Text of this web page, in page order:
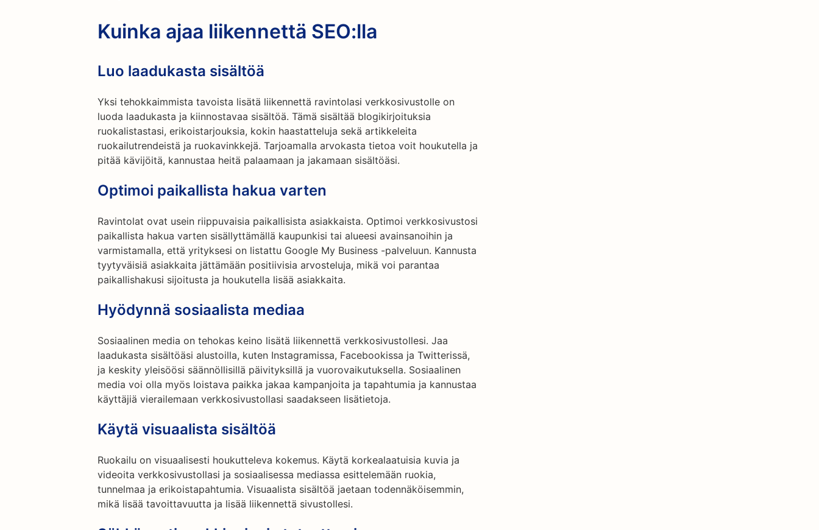
Kuinka ajaa liikennettä SEO:lla
Luo laadukasta sisältöä
Yksi tehokkaimmista tavoista lisätä liikennettä ravintolasi verkkosivustolle on
luoda laadukasta ja kiinnostavaa sisältöä. Tämä sisältää blogikirjoituksia
ruokalistastasi, erikoistarjouksia, kokin haastatteluja sekä artikkeleita
ruokailutrendeistä ja ruokavinkkejä. Tarjoamalla arvokasta tietoa voit houkutella ja
pitää kävijöitä, kannustaa heitä palaamaan ja jakamaan sisältöäsi.
Optimoi paikallista hakua varten
Ravintolat ovat usein riippuvaisia paikallisista asiakkaista. Optimoi verkkosivustosi
paikallista hakua varten sisällyttämällä kaupunkisi tai alueesi avainsanoihin ja
varmistamalla, että yrityksesi on listattu Google My Business -palveluun. Kannusta
tyytyväisiä asiakkaita jättämään positiivisia arvosteluja, mikä voi parantaa
paikallishakusi sijoitusta ja houkutella lisää asiakkaita.
Hyödynnä sosiaalista mediaa
Sosiaalinen media on tehokas keino lisätä liikennettä verkkosivustollesi. Jaa
laadukasta sisältöäsi alustoilla, kuten Instagramissa, Facebookissa ja Twitterissä,
ja keskity yleisöösi säännöllisillä päivityksillä ja vuorovaikutuksella. Sosiaalinen
media voi olla myös loistava paikka jakaa kampanjoita ja tapahtumia ja kannustaa
käyttäjiä vierailemaan verkkosivustollasi saadakseen lisätietoja.
Käytä visuaalista sisältöä
Ruokailu on visuaalisesti houkutteleva kokemus. Käytä korkealaatuisia kuvia ja
videoita verkkosivustollasi ja sosiaalisessa mediassa esittelemään ruokia,
tunnelmaa ja erikoistapahtumia. Visuaalista sisältöä jaetaan todennäköisemmin,
mikä lisää tavoittavuutta ja lisää liikennettä sivustollesi.